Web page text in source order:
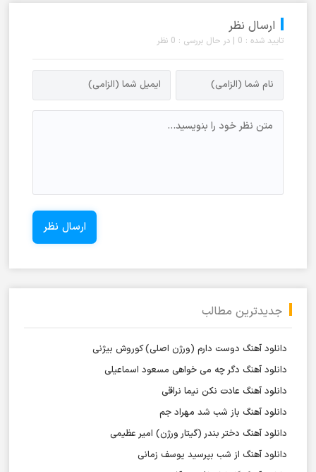
ارسال نظر
تایید شده : 0 | در حال بررسی : 0 نظر
جدیدترین مطالب
دانلود آهنگ دوست دارم (ورژن اصلی) کوروش بیژنی
دانلود آهنگ دگر چه می خواهی مسعود اسماعیلی
دانلود آهنگ عادت نکن نیما نراقی
دانلود آهنگ باز شب شد مهراد جم
دانلود آهنگ دختر بندر (گیتار ورژن) امیر عظیمی
دانلود آهنگ از شب بپرسید یوسف زمانی